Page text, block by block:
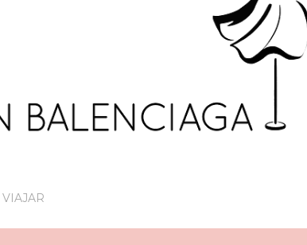
VIAJAR